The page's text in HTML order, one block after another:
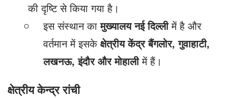
की दृष्टि से किया गया है।
इस संस्थान कामुख्यालय नई दिल्लीमें है और
वर्तमान में इसकेक्षेत्रीय केंद्र बैंगलोर, गुवाहाटी,
लखनऊ, इंदौर और मोहालीमें हैं।
क्षेत्रीय केन्द्र रांची